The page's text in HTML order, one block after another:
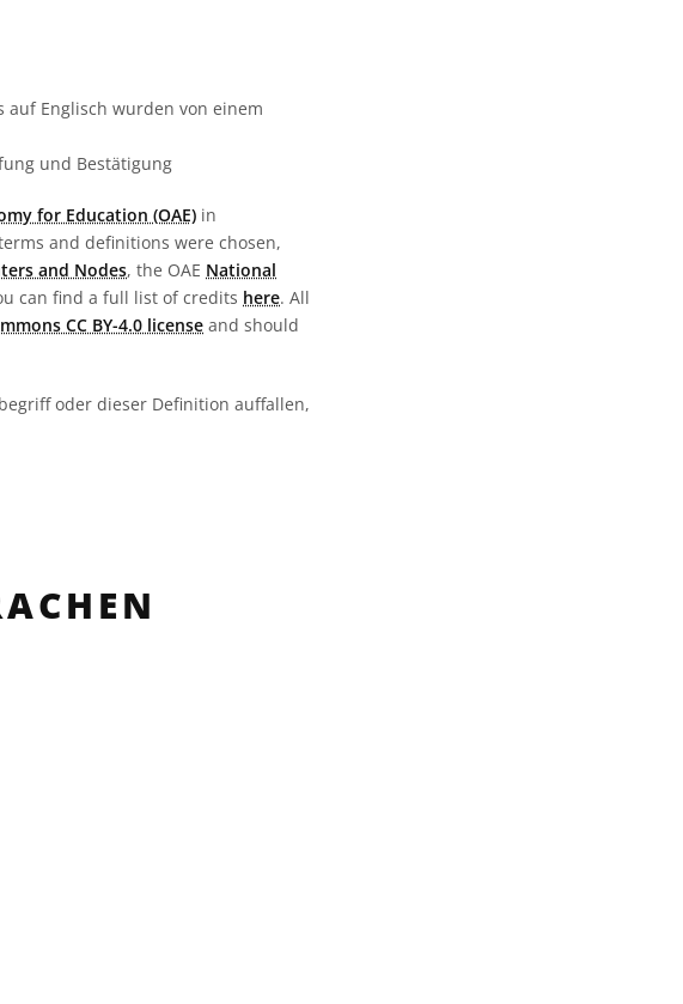
Englisch wurden von einem
und Bestätigung
for Education (OAE) in
and definitions were chosen,
and Nodes, the OAE National
can find a full list of credits here. All
CC BY-4.0 license and should
oder dieser Definition auffallen,